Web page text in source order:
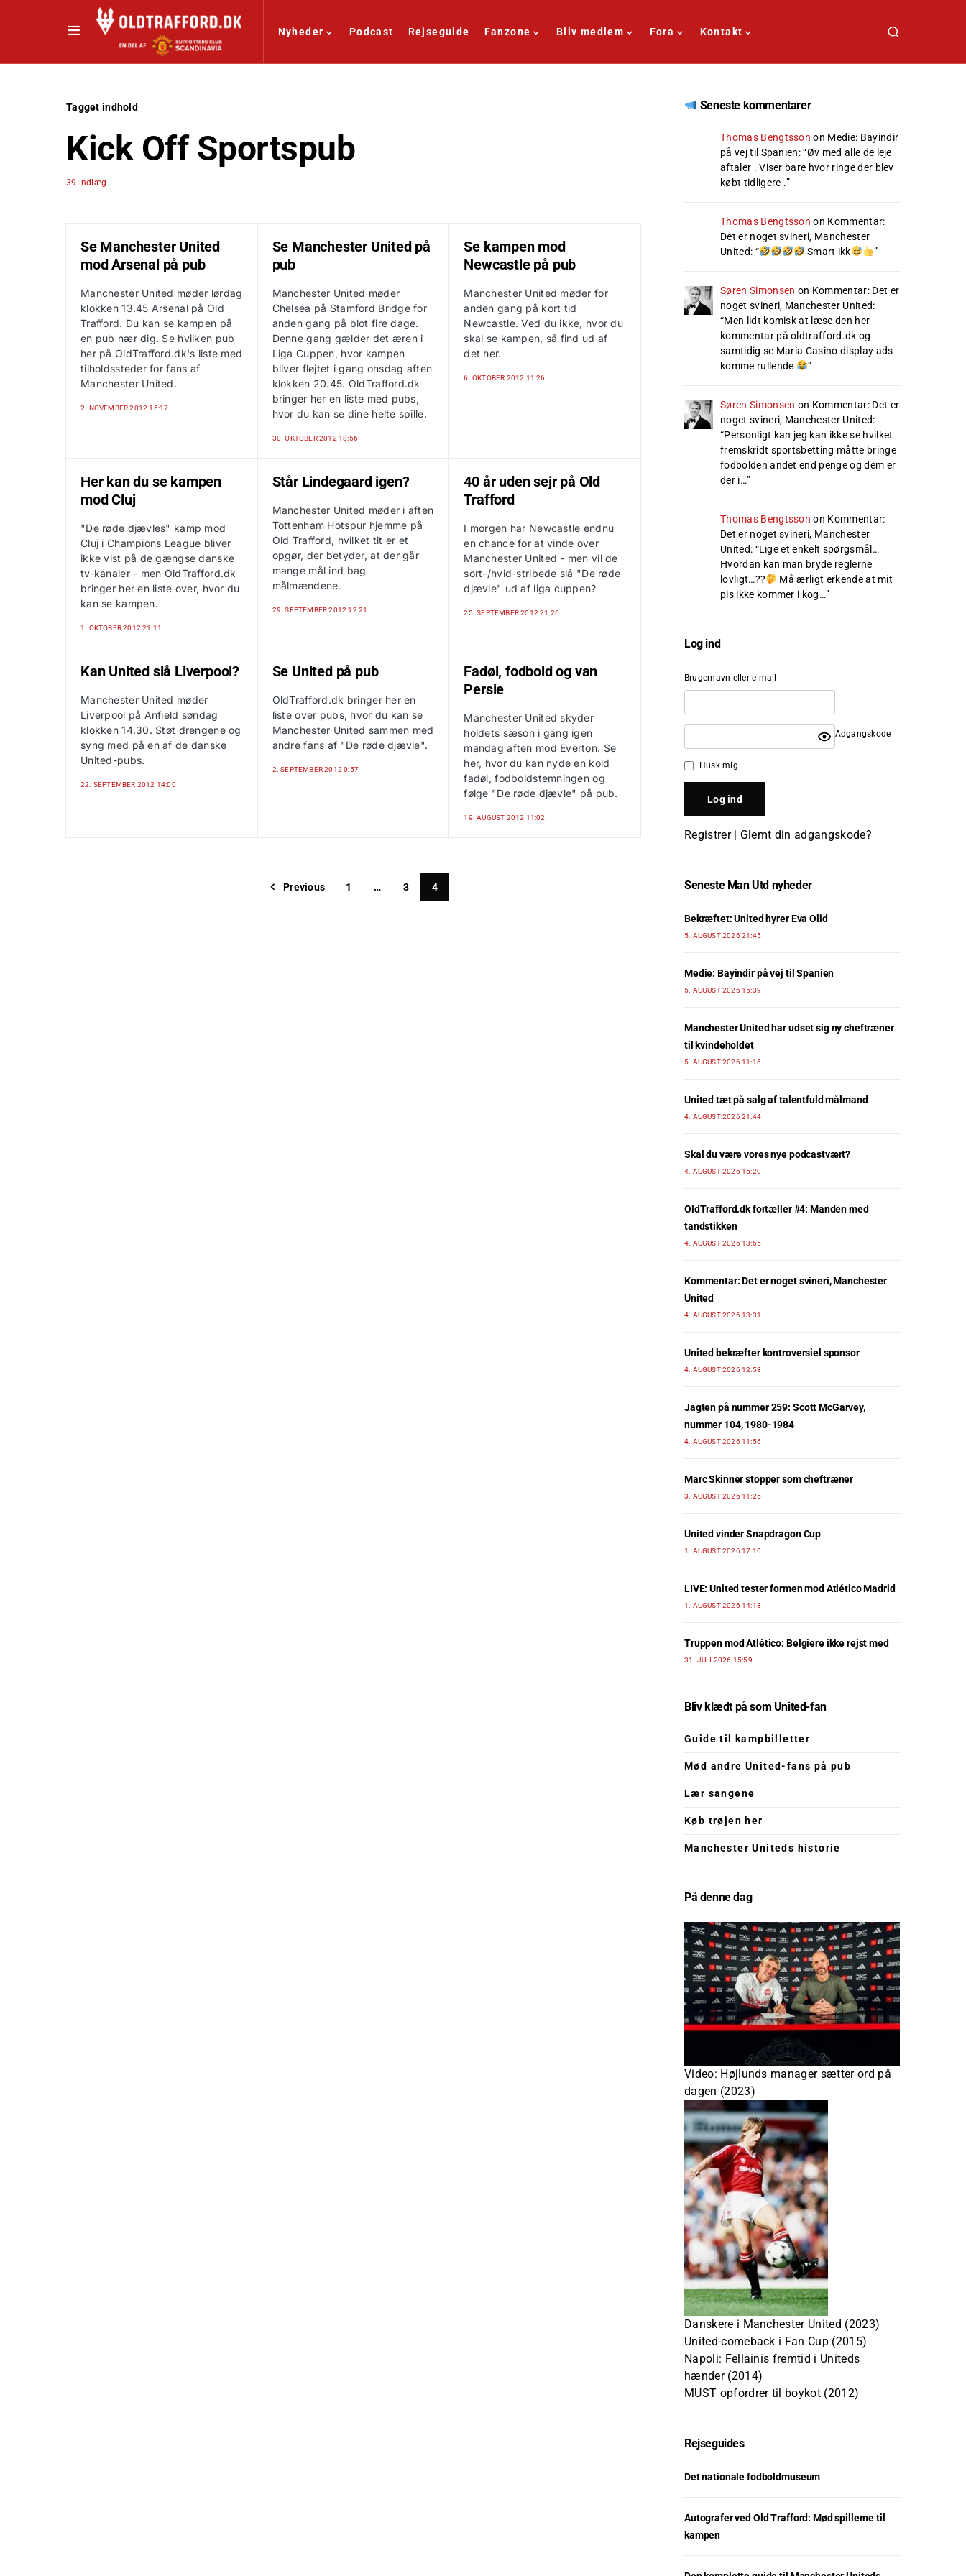
Nyheder Podcast Rejseguide Fanzone Bliv medlem Fora Kontakt
Tagget indhold
Kick Off Sportspub
39 indlæg
Se Manchester United
mod Arsenal på pub
Manchester United møder lørdag
klokken 13.45 Arsenal på Old
Trafford. Du kan se kampen på
en pub nær dig. Se hvilken pub
her på OldTrafford.dk's liste med
tilholdssteder for fans af
Manchester United.
2. NOVEMBER 2012 16:17
Se Manchester United på
pub
Manchester United møder
Chelsea på Stamford Bridge for
anden gang på blot fire dage.
Denne gang gælder det æren i
Liga Cuppen, hvor kampen
bliver fløjtet i gang onsdag aften
klokken 20.45. OldTrafford.dk
bringer her en liste med pubs,
hvor du kan se dine helte spille.
30. OKTOBER 2012 18:56
Se kampen mod
Newcastle på pub
Manchester United møder for
anden gang på kort tid
Newcastle. Ved du ikke, hvor du
skal se kampen, så find ud af
det her.
6. OKTOBER 2012 11:26
Her kan du se kampen
mod Cluj
"De røde djævles" kamp mod
Cluj i Champions League bliver
ikke vist på de gængse danske
tv-kanaler - men OldTrafford.dk
bringer her en liste over, hvor du
kan se kampen.
1. OKTOBER 2012 21:11
Står Lindegaard igen?
Manchester United møder i aften
Tottenham Hotspur hjemme på
Old Trafford, hvilket tit er et
opgør, der betyder, at der går
mange mål ind bag
målmændene.
29. SEPTEMBER 2012 12:21
40 år uden sejr på Old
Trafford
I morgen har Newcastle endnu
en chance for at vinde over
Manchester United - men vil de
sort-/hvid-stribede slå "De røde
djævle" ud af liga cuppen?
25. SEPTEMBER 2012 21:26
Kan United slå Liverpool?
Manchester United møder
Liverpool på Anfield søndag
klokken 14.30. Støt drengene og
syng med på en af de danske
United-pubs.
22. SEPTEMBER 2012 14:00
Se United på pub
OldTrafford.dk bringer her en
liste over pubs, hvor du kan se
Manchester United sammen med
andre fans af "De røde djævle".
2. SEPTEMBER 2012 0:57
Fadøl, fodbold og van
Persie
Manchester United skyder
holdets sæson i gang igen
mandag aften mod Everton. Se
her, hvor du kan nyde en kold
fadøl, fodboldstemningen og
følge "De røde djævle" på pub.
19. AUGUST 2012 11:02
Previous 1 … 3 4
Seneste kommentarer
Thomas Bengtsson on Medie: Bayindir
på vej til Spanien: “Øv med alle de leje
aftaler . Viser bare hvor ringe der blev
købt tidligere .”
Thomas Bengtsson on Kommentar:
Det er noget svineri, Manchester
United: “ Smart ikk ”
Søren Simonsen on Kommentar: Det er
noget svineri, Manchester United:
“Men lidt komisk at læse den her
kommentar på oldtrafford.dk og
samtidig se Maria Casino display ads
komme rullende
”
Søren Simonsen on Kommentar: Det er
noget svineri, Manchester United:
“Personligt kan jeg kan ikke se hvilket
fremskridt sportsbetting måtte bringe
fodbolden andet end penge og dem er
der i…”
Thomas Bengtsson on Kommentar:
Det er noget svineri, Manchester
United: “Lige et enkelt spørgsmål…
Hvordan kan man bryde reglerne
lovligt…??
Må ærligt erkende at mit
pis ikke kommer i kog…”
Log ind
Brugernavn eller e-mail
Adgangskode
Husk mig
Registrer| Glemt din adgangskode?
Seneste Man Utd nyheder
Bekræftet: United hyrer Eva Olid
5. AUGUST 2026 21:45
Medie: Bayindir på vej til Spanien
5. AUGUST 2026 15:39
Manchester United har udset sig ny cheftræner
til kvindeholdet
5. AUGUST 2026 11:16
United tæt på salg af talentfuld målmand
4. AUGUST 2026 21:44
Skal du være vores nye podcastvært?
4. AUGUST 2026 16:20
OldTrafford.dk fortæller #4: Manden med
tandstikken
4. AUGUST 2026 13:55
Kommentar: Det er noget svineri, Manchester
United
4. AUGUST 2026 13:31
United bekræfter kontroversiel sponsor
4. AUGUST 2026 12:58
Jagten på nummer 259: Scott McGarvey,
nummer 104, 1980-1984
4. AUGUST 2026 11:56
Marc Skinner stopper som cheftræner
3. AUGUST 2026 11:25
United vinder Snapdragon Cup
1. AUGUST 2026 17:16
LIVE: United tester formen mod Atlético Madrid
1. AUGUST 2026 14:13
Truppen mod Atlético: Belgiere ikke rejst med
31. JULI 2026 15:59
Bliv klædt på som United-fan
Guide til kampbilletter
Mød andre United-fans på pub
Lær sangene
Køb trøjen her
Manchester Uniteds historie
På denne dag
Video: Højlunds manager sætter ord på
dagen (2023)
Danskere i Manchester United (2023)
United-comeback i Fan Cup (2015)
Napoli: Fellainis fremtid i Uniteds
hænder (2014)
MUST opfordrer til boykot (2012)
Rejseguides
Det nationale fodboldmuseum
Autografer ved Old Trafford: Mød spillerne til
kampen